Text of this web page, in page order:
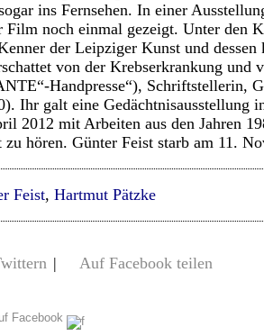
ins Fernsehen. In einer
Film noch einmal gezeigt. Unter den
der Leipziger Kunst und
von der Krebserkrankung und
Handpresse“), Schriftstellerin,
Ihr galt eine Gedächtnisausstellung
2012 mit Arbeiten aus den Jahren
hören. Günter Feist starb am 11.
Feist, Hartmut Pätzke
| Auf Facebook teilen
Facebook